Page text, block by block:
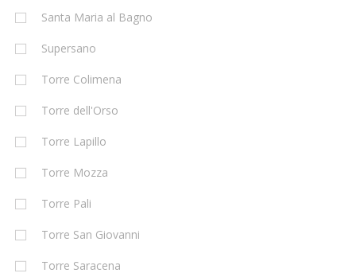
Santa Maria al Bagno
Supersano
Torre Colimena
Torre dell'Orso
Torre Lapillo
Torre Mozza
Torre Pali
Torre San Giovanni
Torre Saracena